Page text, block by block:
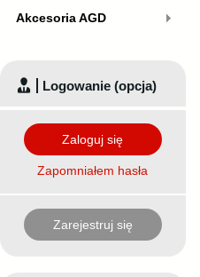
Akcesoria AGD
Logowanie (opcja)
Zaloguj się
Zapomniałem hasła
Zarejestruj się